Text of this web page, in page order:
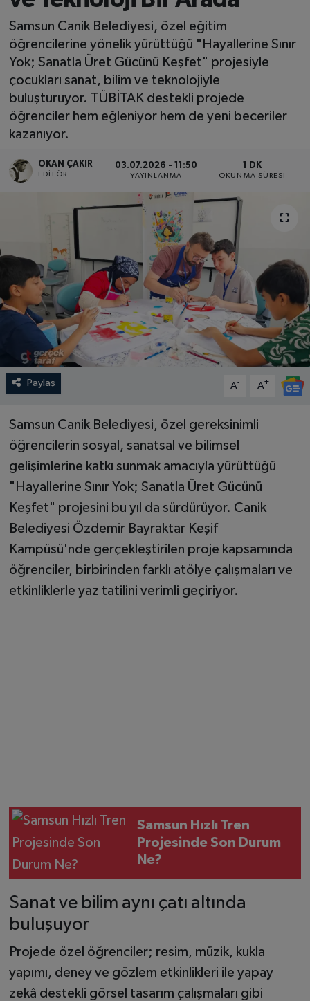
Samsun Canik Belediyesi, özel eğitim
öğrencilerine yönelik yürüttüğü "Hayallerine Sınır
Yok; Sanatla Üret Gücünü Keşfet" projesiyle
çocukları sanat, bilim ve teknolojiyle
buluşturuyor. TÜBİTAK destekli projede
öğrenciler hem eğleniyor hem de yeni beceriler
kazanıyor.
OKAN ÇAKIR
EDITÖR
03.07.2026 - 11:50
YAYINLANMA
1 DK
OKUNMA SÜRESI
Paylaş A- A+
Samsun Canik Belediyesi, özel gereksinimli
öğrencilerin sosyal, sanatsal ve bilimsel
gelişimlerine katkı sunmak amacıyla yürüttüğü
"Hayallerine Sınır Yok; Sanatla Üret Gücünü
Keşfet" projesini bu yıl da sürdürüyor. Canik
Belediyesi Özdemir Bayraktar Keşif
Kampüsü'nde gerçekleştirilen proje kapsamında
öğrenciler, birbirinden farklı atölye çalışmaları ve
etkinliklerle yaz tatilini verimli geçiriyor.
Samsun Hızlı Tren
Projesinde Son Durum
Ne?
Sanat ve bilim aynı çatı altında
buluşuyor
Projede özel öğrenciler; resim, müzik, kukla
yapımı, deney ve gözlem etkinlikleri ile yapay
zekâ destekli görsel tasarım çalışmaları gibi
SPOR
EKONOMİ
TEKNOLOJİ
YAŞAM
YEMEK